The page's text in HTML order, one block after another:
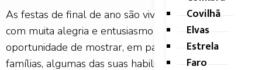
Covilhã
Elvas
Estrela
Faro
As festas de final de ano são vividas, pelas crianças,
com muita alegria e entusiasmo uma vez que têm
oportunidade de mostrar, em palco, às respetivas
famílias, algumas das suas habilidades.